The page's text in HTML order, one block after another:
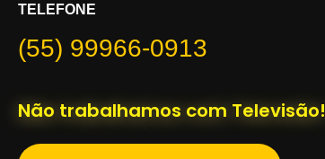
TELEFONE
(55) 99966-0913
Não trabalhamos com Televisão!